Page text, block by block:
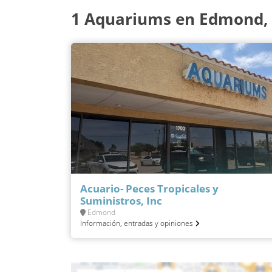
1 Aquariums en Edmond,
Acuario- Peces Tropicales y
Suministros, Inc
Edmond
Información, entradas y opiniones